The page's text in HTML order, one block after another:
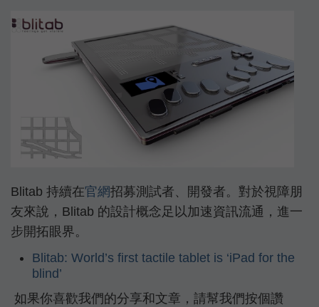
Blitab 持續在官網招募測試者、開發者。對於視障朋
友來說，Blitab 的設計概念足以加速資訊流通，進一
步開拓眼界。
Blitab: World’s first tactile tablet is ‘iPad for the
blind’
如果你喜歡我們的分享和文章，請幫我們按個讚